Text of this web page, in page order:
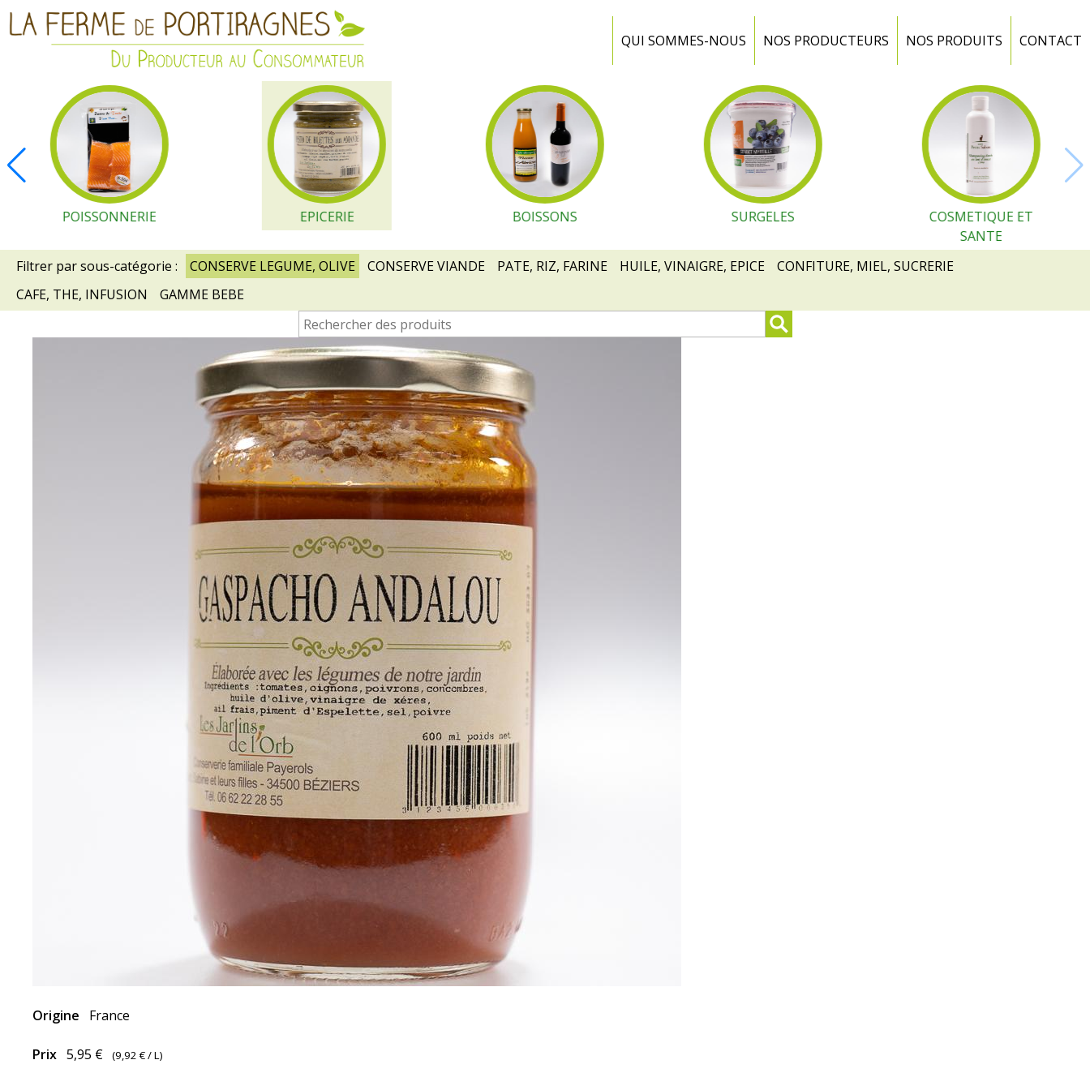
QUI SOMMES-NOUS NOS PRODUCTEURS NOS PRODUITS CONTACT
POISSONNERIE EPICERIE BOISSONS SURGELES
COSMETIQUE ET
SANTE
Filtrer par sous-catégorie :
CONSERVE LEGUME, OLIVE CONSERVE VIANDE PATE, RIZ, FARINE HUILE, VINAIGRE, EPICE
CONFITURE, MIEL, SUCRERIE
CAFE, THE, INFUSION
GAMME BEBE
Origine France
Prix 5,95 € (9,92 €/ L)